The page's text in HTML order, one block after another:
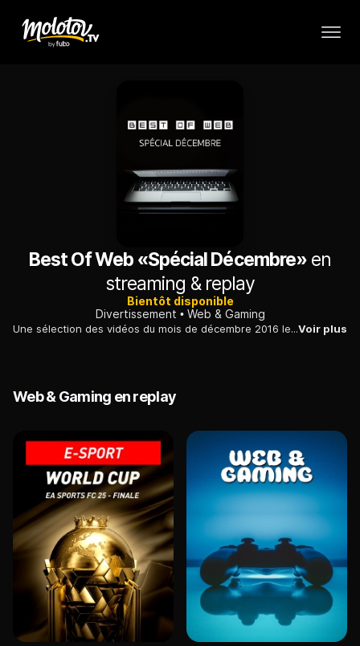
Best Of Web «Spécial Décembre» en
streaming & replay
Bientôt disponible
Divertissement
Web & Gaming
Une sélection des vidéos du mois de décembre 2016 les plus regardées sur internet.Voir plus
Web & Gaming en replay